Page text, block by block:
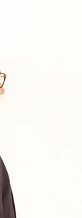
Kliniken